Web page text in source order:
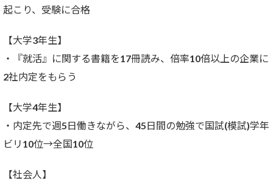
起こり、受験に合格
【大学3年生】
・『就活』に関する書籍を17冊読み、倍率10倍以上の企業に
2社内定をもらう
【大学4年生】
・内定先で週5日働きながら、45日間の勉強で国試(模試)学年
ビリ10位→全国10位
【社会人】